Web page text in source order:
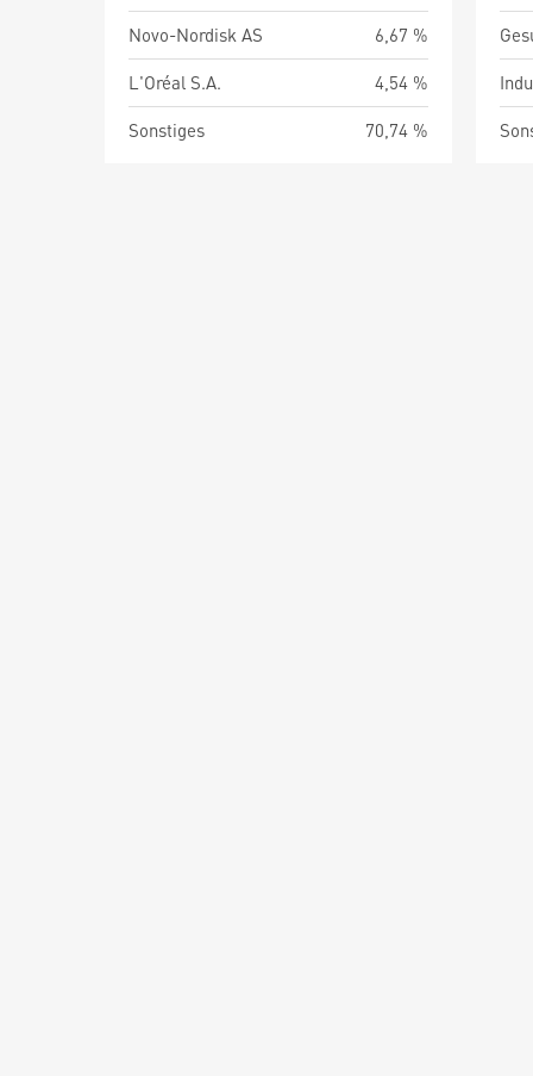
Novo-Nordisk AS
6,67 %
L'Oréal S.A.
4,54 %
Sonstiges
70,74 %